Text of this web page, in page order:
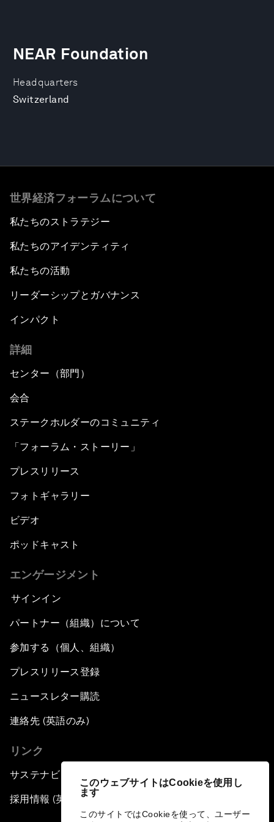
このウェブサイトはCookieを使用し
ます
このサイトではCookieを使って、ユーザー
Headquarters
Switzerland
NEAR Foundation
世界経済フォーラムについて
私たちのストラテジー
私たちのアイデンティティ
私たちの活動
リーダーシップとガバナンス
インパクト
詳細
センター（部門）
会合
ステークホルダーのコミュニティ
「フォーラム・ストーリー」
プレスリリース
フォトギャラリー
ビデオ
ポッドキャスト
エンゲージメント
サインイン
パートナー（組織）について
参加する（個人、組織）
プレスリリース登録
ニュースレター購読
連絡先 (英語のみ)
リンク
サステナビリティへの取り組み
採用情報 (英語のみ)